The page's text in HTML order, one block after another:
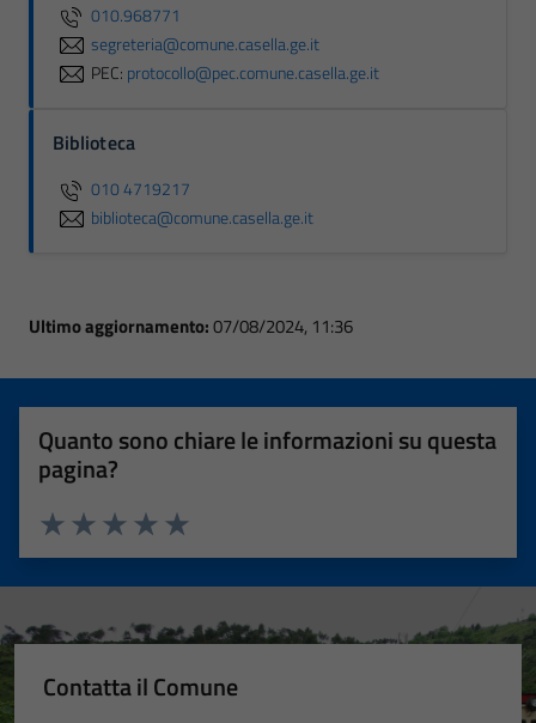
010.968771
segreteria@comune.casella.ge.it
PEC: protocollo@pec.comune.casella.ge.it
Biblioteca
010 4719217
biblioteca@comune.casella.ge.it
Ultimo aggiornamento:07/08/2024, 11:36
Quanto sono chiare le informazioni su questa
pagina?
Valuta 5 stelle su 5
Valuta 4 stelle su 5
Valuta 3 stelle su 5
Valuta 2 stelle su 5
Valuta 1 stelle su 5
Contatta il Comune